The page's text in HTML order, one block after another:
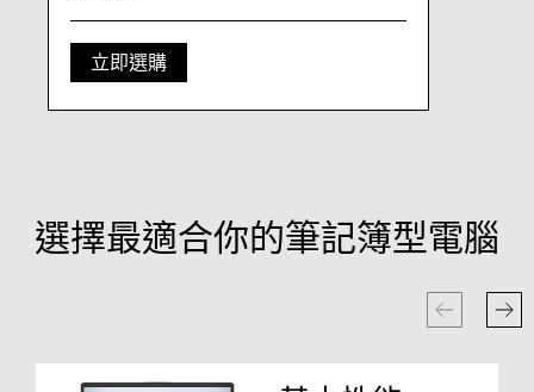
立即選購
選擇最適合你的筆記簿型電腦